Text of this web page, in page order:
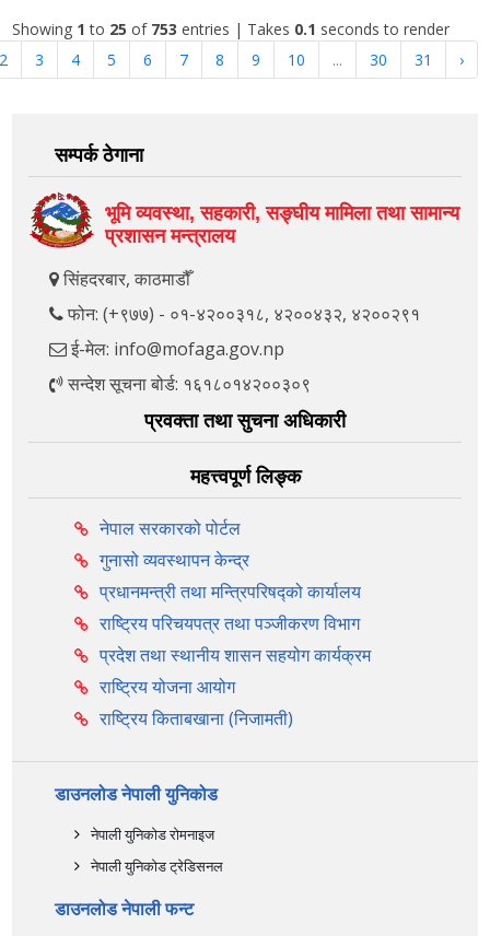
Showing 1 to 25of 753 entries | Takes 0.1 seconds to render
3 4 5 6 7 8 9 10 ... 30 31 ›
सम्पर्क ठेगाना
भूमि व्यवस्था, सहकारी, सङ्‍घीय मामिला तथा सामान्य
प्रशासन मन्त्रालय
सिंहदरबार, काठमाडौँ
फोन: (+९७७) - ०१-४२००३१८, ४२००४३२, ४२००२९१
ई-मेल: info@mofaga.gov.np
सन्देश सूचना बोर्ड: १६१८०१४२००३०९
प्रवक्ता तथा सुचना अधिकारी
महत्त्वपूर्ण लिङ्क
नेपाल सरकारको पोर्टल
गुनासो व्यवस्थापन केन्द्र
प्रधानमन्त्री तथा मन्त्रिपरिषद्को कार्यालय
राष्ट्रिय परिचयपत्र तथा पञ्‍जीकरण विभाग
प्रदेश तथा स्थानीय शासन सहयोग कार्यक्रम
राष्ट्रिय योजना आयोग
राष्ट्रिय किताबखाना (निजामती)
डाउनलोड नेपाली युनिकोड
नेपाली युनिकोड रोमनाइज
नेपाली युनिकोड ट्रेडिसनल
डाउनलोड नेपाली फन्ट